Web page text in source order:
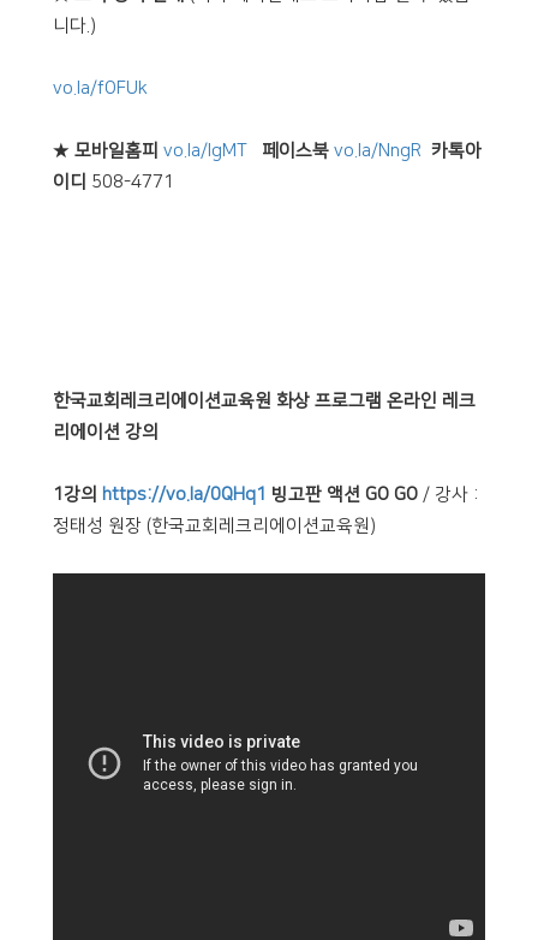
니다.)
vo.la/fOFUk
★ 모바일홈피 vo.la/lgMT 페이스북 vo.la/NngR 카톡아
이디 508-4771
한국교회레크리에이션교육원 화상 프로그램 온라인 레크
리에이션 강의
1강의 https://vo.la/0QHq1 빙고판 액션 GO GO / 강사 :
정태성 원장 (한국교회레크리에이션교육원)